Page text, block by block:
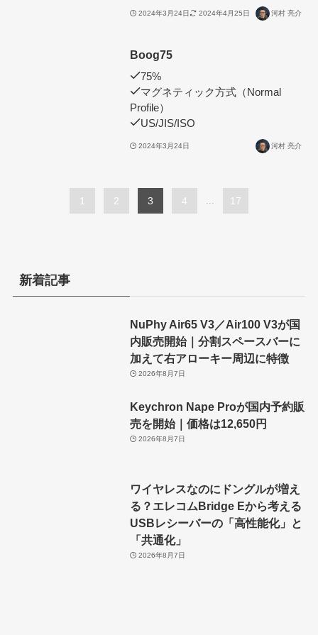
2024年3月24日 2024年4月25日 河村 亮介
Boog75
75%
マグネティック方式（Normal
Profile）
US/JIS/ISO
2024年3月24日 河村 亮介
1 2 3 4 ... 17
新着記事
NuPhy Air65 V3／Air100 V3が国
内販売開始｜分割スペースバーに
加えて右アローキー周辺に特徴
2026年8月7日
Keychron Nape Proが国内予約販
売を開始｜価格は12,650円
2026年8月7日
ワイヤレスなのにドングルが増え
る？エレコムBridge Eから考える
USBレシーバーの「高性能化」と
「共通化」
2026年8月7日